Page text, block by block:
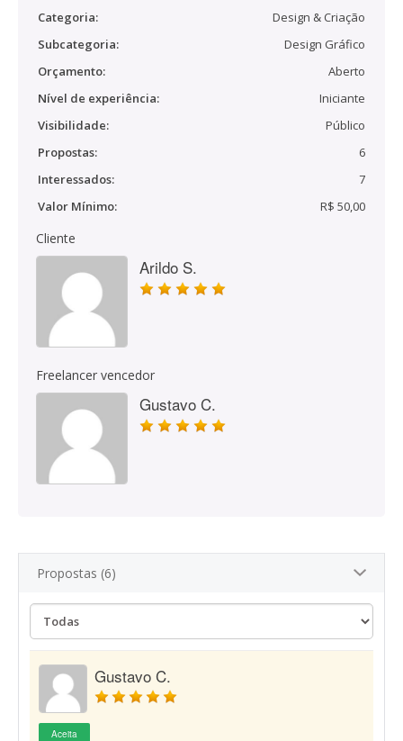
Categoria:
Design & Criação
Subcategoria:
Design Gráfico
Orçamento:
Aberto
Nível de experiência:
Iniciante
Visibilidade:
Público
Propostas:
6
Interessados:
7
Valor Mínimo:
R$ 50,00
Cliente
Arildo S.
Freelancer vencedor
Gustavo C.
Propostas (6)
Gustavo C.
Aceita